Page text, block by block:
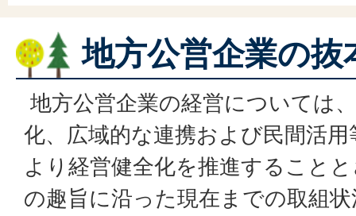
地方公営企業の抜
地方公営企業の経営については
化、広域的な連携および民間活
より経営健全化を推進すること
の趣旨に沿った現在までの取組